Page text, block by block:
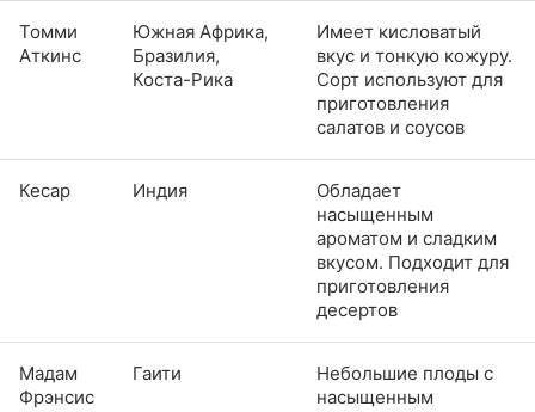
Томми
Аткинс
Южная Африка,
Бразилия,
Коста-Рика
Имеет кисловатый
вкус и тонкую кожуру.
Сорт используют для
приготовления
салатов и соусов
Кесар Индия
Обладает
насыщенным
ароматом и сладким
вкусом. Подходит для
приготовления
десертов
Мадам
Фрэнсис
Гаити
Небольшие плоды с
насыщенным